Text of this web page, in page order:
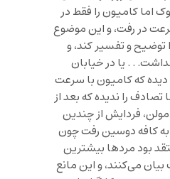
اما کامیون را فقط در
در رفت، و این موضوع
توضیح و تفسیر کند، و
. . یا در خیابان
دیده که کامیون با سرعت
را ندیده که بعد از
فردایش از چندین
کافه دوسین رفت چون
بود مردها بیشترین
می‌کنند، و این مانع